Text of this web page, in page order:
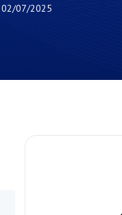
02/07/2025